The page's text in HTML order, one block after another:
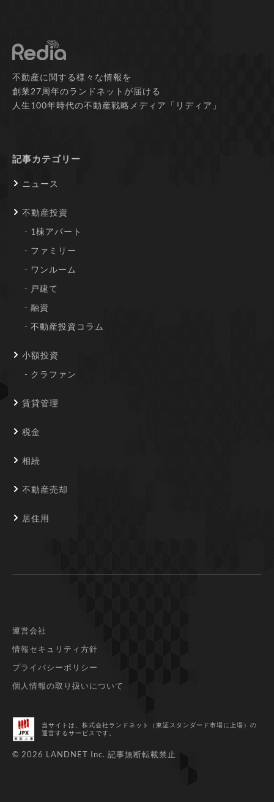
不動産に関する様々な情報を
創業27周年のランドネットが届ける
人生100年時代の不動産戦略メディア「リディア」
記事カテゴリー
ニュース
不動産投資
1棟アパート
ファミリー
ワンルーム
戸建て
融資
不動産投資コラム
小額投資
クラファン
賃貸管理
税金
相続
不動産売却
居住用
運営会社
情報セキュリティ方針
プライバシーポリシー
個人情報の取り扱いについて
当サイトは、株式会社ランドネット（東証スタンダード市場に上場） の
運営するサービスです。
© 2026 LANDNET Inc. 記事無断転載禁止